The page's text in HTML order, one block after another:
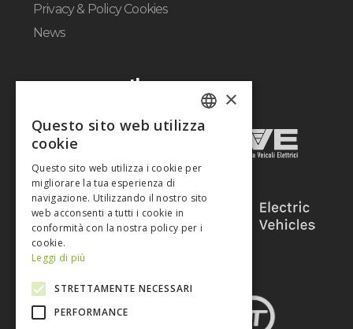
Privacy & Policy Cookies
News
Il gruppo
ITALIAN
×
Questo sito web utilizza
cookie
Questo sito web utilizza i cookie per
migliorare la tua esperienza di
navigazione. Utilizzando il nostro sito
web acconsenti a tutti i cookie in
conformità con la nostra policy per i
cookie.
Leggi di più
STRETTAMENTE NECESSARI
PERFORMANCE